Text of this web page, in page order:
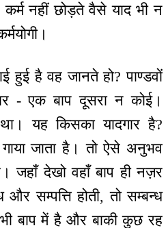
नहीं छोड़ते वैसे याद भी न
हुई है वह जानते हो? पाण्डवों
- एक बाप दूसरा न कोई।
यह किसका यादगार है?
जाता है। तो ऐसे अनुभव
जहाँ देखो वहाँ बाप ही नज़र
सम्पत्ति होती, तो सम्बन्ध
बाप में है और बाकी कुछ रह